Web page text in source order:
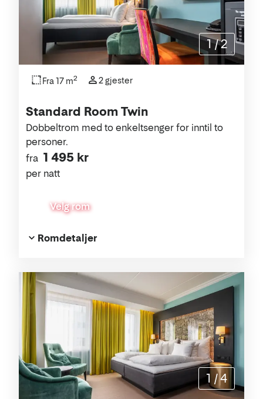
Standard Room Twin
fra 1 495 kr
per natt
Dobbeltrom med to enkeltsenger for inntil to
personer.
Velg rom
Fra 17 m2 2 gjester
Romdetaljer
1 /2
1 /4